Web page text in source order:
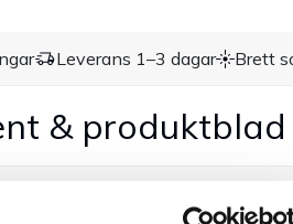
Leverans 1–3 dagar Brett
& produktblad